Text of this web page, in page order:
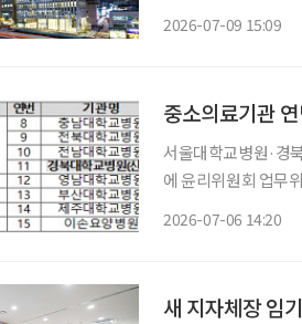
2026-07-09 15:09
중소의료기관
서울대학교병원·경
에 윤리위원회 업무위탁 가능 중소 의료기관의 연명의료결정제
2026-07-06 14:20
새 지자체장 임